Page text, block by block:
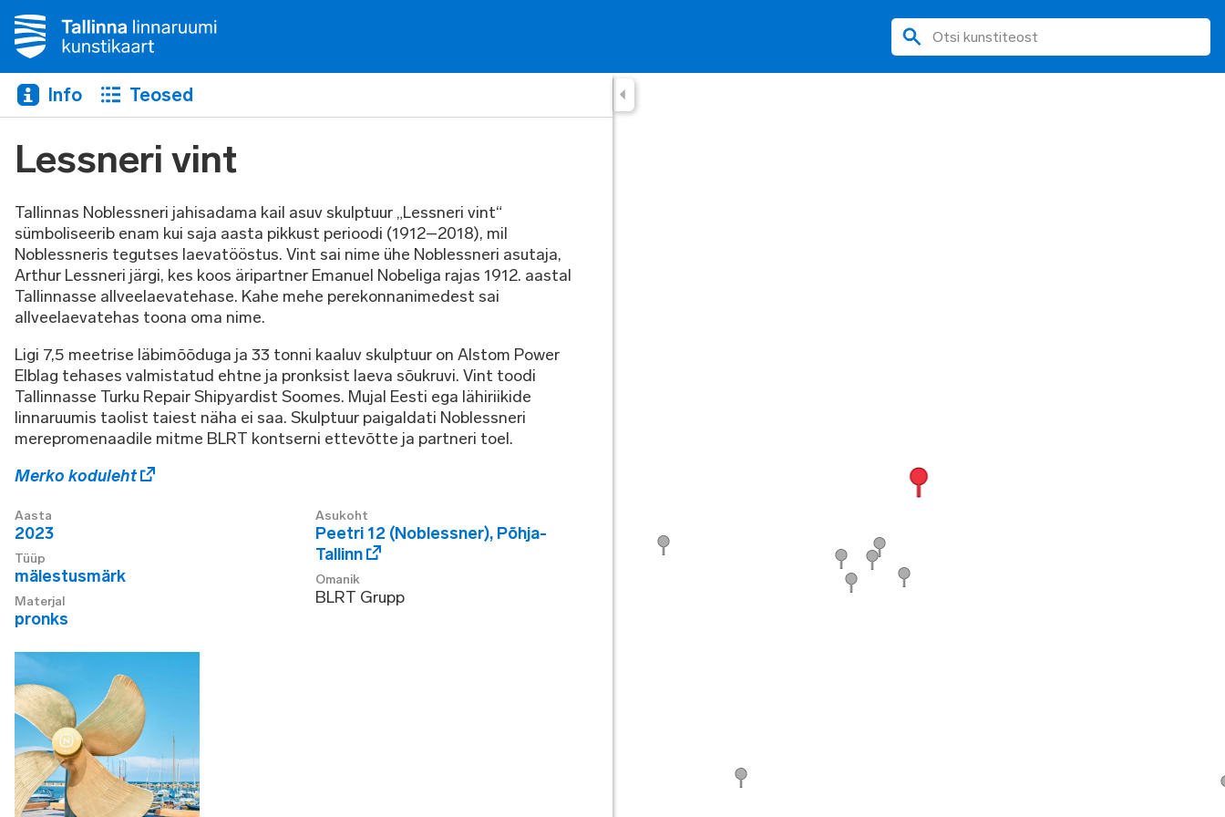
Info Teosed
Lessneri vint
Tallinnas Noblessneri jahisadama kail asuv skulptuur „Lessneri vint“
sümboliseerib enam kui saja aasta pikkust perioodi (1912–2018), mil
Noblessneris tegutses laevatööstus. Vint sai nime ühe Noblessneri asutaja,
Arthur Lessneri järgi, kes koos äripartner Emanuel Nobeliga rajas 1912. aastal
Tallinnasse allveelaevatehase. Kahe mehe perekonnanimedest sai
allveelaevatehas toona oma nime.
Ligi 7,5 meetrise läbimõõduga ja 33 tonni kaaluv skulptuur on Alstom Power
Elblag tehases valmistatud ehtne ja pronksist laeva sõukruvi. Vint toodi
Tallinnasse Turku Repair Shipyardist Soomes. Mujal Eesti ega lähiriikide
linnaruumis taolist taiest näha ei saa. Skulptuur paigaldati Noblessneri
merepromenaadile mitme BLRT kontserni ettevõtte ja partneri toel.
Merko koduleht
Aasta
2023
Tüüp
mälestusmärk
Materjal
pronks
Asukoht
Peetri 12 (Noblessner), Põhja-
Tallinn
Omanik
BLRT Grupp